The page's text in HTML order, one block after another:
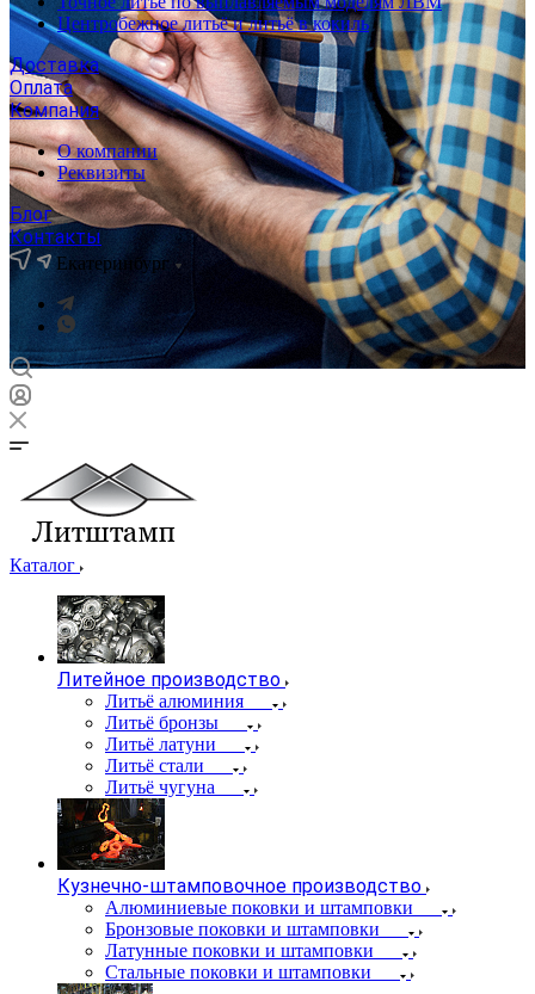
Центробежное литьё и литьё в кокиль
Доставка
Оплата
Компания
О компании
Реквизиты
Блог
Контакты
Екатеринбург
Каталог
Литейное производство
Литьё алюминия
Литьё бронзы
Литьё латуни
Литьё стали
Литьё чугуна
Кузнечно-штамповочное производство
Алюминиевые поковки и штамповки
Бронзовые поковки и штамповки
Латунные поковки и штамповки
Стальные поковки и штамповки